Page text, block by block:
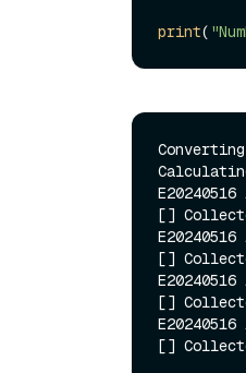
print(
[]
[]
[]
[]